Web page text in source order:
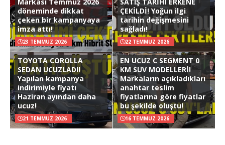
döneminde dikkat
çeken bir kampanyaya
imza attı!
23 TEMMUZ 2026
ÇEKİLDİ! Yoğun ilgi
tarihin değişmesini
sağladı!
22 TEMMUZ 2026
TOYOTA COROLLA
SEDAN UCUZLADI!
Yapılan kampanya
indirimiyle fiyatı
Haziran ayından daha
ucuz!
21 TEMMUZ 2026
EN UCUZ C SEGMENT 0
KM SUV MODELLERİ!
Markaların açıkladıkları
anahtar teslim
fiyatlarına göre fiyatlar
bu şekilde oluştu!
16 TEMMUZ 2026